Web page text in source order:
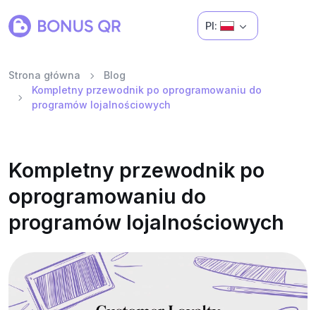
Pl:
Strona główna
Blog
Kompletny przewodnik po oprogramowaniu do
programów lojalnościowych
Kompletny przewodnik po
oprogramowaniu do
programów lojalnościowych